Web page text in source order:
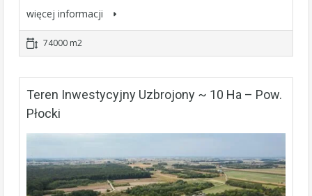
więcej informacji
74000 m2
Teren Inwestycyjny Uzbrojony ~ 10 Ha – Pow.
Płocki